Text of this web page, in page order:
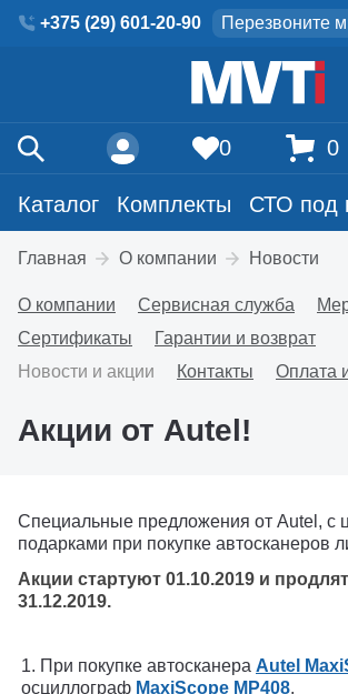
+375 (29) 601-20-90 Перезвоните
Каталог Комплекты СТО под
0 0
Главная О компании Новости
О компании Сервисная служба
Сертификаты
Гарантии и возврат
Новости и акции
Контакты Оплата
Акции от Autel!
Специальные предложения от Autel, c
подарками при покупке автосканеров
Акции стартуют 01.10.2019 и
31.12.2019.
1. При покупке автосканера Autel
осциллограф MaxiScope MP408.